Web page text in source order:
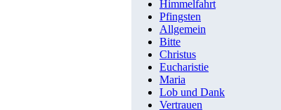
Himmelfahrt
Pfingsten
Allgemein
Bitte
Christus
Eucharistie
Maria
Lob und Dank
Vertrauen